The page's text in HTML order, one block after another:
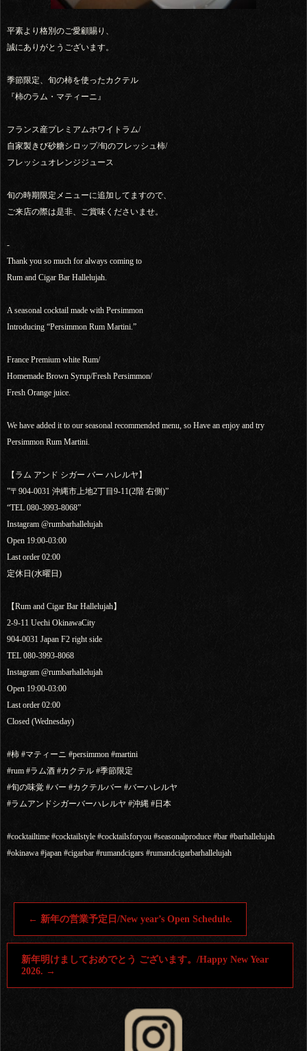
平素より格別のご愛顧賜り、
誠にありがとうございます。
季節限定、旬の柿を使ったカクテル
『柿のラム・マティーニ』
フランス産プレミアムホワイトラム/
自家製きび砂糖シロップ/旬のフレッシュ柿/
フレッシュオレンジジュース
旬の時期限定メニューに追加してますので、
ご来店の際は是非、ご賞味くださいませ。
-
Thank you so much for always coming to
Rum and Cigar Bar Hallelujah.
A seasonal cocktail made with Persimmon
Introducing “Persimmon Rum Martini.”
France Premium white Rum/
Homemade Brown Syrup/Fresh Persimmon/
Fresh Orange juice.
We have added it to our seasonal recommended menu, so Have an enjoy and try
Persimmon Rum Martini.
【ラム アンド シガー バー ハレルヤ】
”〒904-0031 沖縄市上地2丁目9-11(2階 右側)”
“TEL 080-3993-8068”
Instagram @rumbarhallelujah
Open 19:00-03:00
Last order 02:00
定休日(水曜日)
【Rum and Cigar Bar Hallelujah】
2-9-11 Uechi OkinawaCity
904-0031 Japan F2 right side
TEL 080-3993-8068
Instagram @rumbarhallelujah
Open 19:00-03:00
Last order 02:00
Closed (Wednesday)
#柿 #マティーニ #persimmon #martini
#rum #ラム酒 #カクテル #季節限定
#旬の味覚 #バー #カクテルバー #バーハレルヤ
#ラムアンドシガーバーハレルヤ #沖縄 #日本
#cocktailtime #cocktailstyle #cocktailsforyou #seasonalproduce #bar #barhallelujah
#okinawa #japan #cigarbar #rumandcigars #rumandcigarbarhallelujah
← 新年の営業予定日/New year’s Open Schedule.
新年明けましておめでとう ございます。/Happy New Year
2026. →